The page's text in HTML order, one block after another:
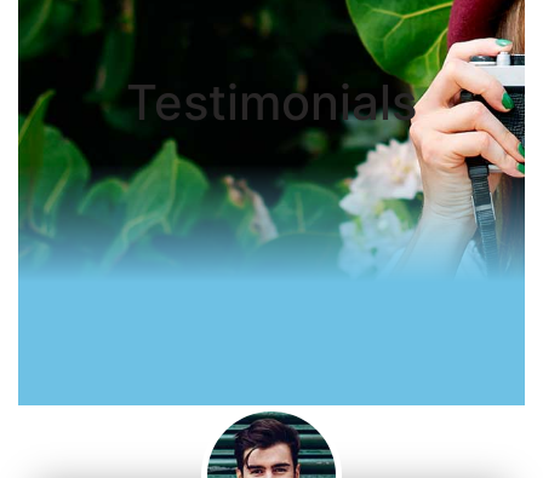
Testimonials